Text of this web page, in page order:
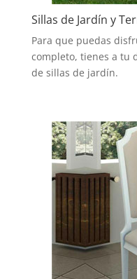
Sillas de Jardín y
Para que puedas
completo, tienes a tu
de sillas de jardín.